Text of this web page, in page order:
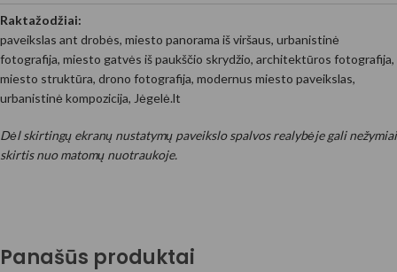
Raktažodžiai:
paveikslas ant drobės, miesto panorama iš viršaus, urbanistinė
fotografija, miesto gatvės iš paukščio skrydžio, architektūros fotografija,
miesto struktūra, drono fotografija, modernus miesto paveikslas,
urbanistinė kompozicija, Jėgelė.lt
Dėl skirtingų ekranų nustatymų paveikslo spalvos realybėje gali nežymiai
skirtis nuo matomų nuotraukoje.
Panašūs produktai